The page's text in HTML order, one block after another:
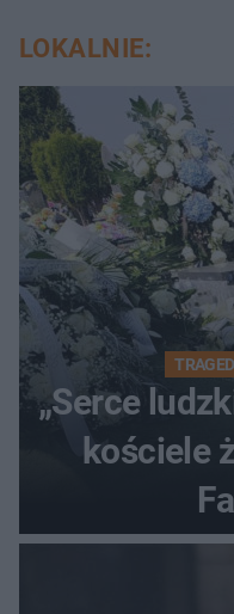
LOKALNIE:
„Serce
kościele